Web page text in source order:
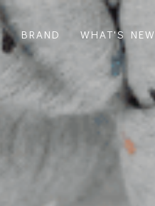
BRAND WHAT'S NEW